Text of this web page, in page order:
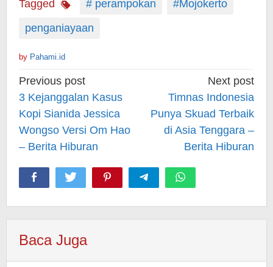
Tagged # perampokan
#Mojokerto
penganiayaan
by Pahami.id
Post
navigation
Previous post
3 Kejanggalan Kasus
Kopi Sianida Jessica
Wongso Versi Om Hao
– Berita Hiburan
Next post
Timnas Indonesia
Punya Skuad Terbaik
di Asia Tenggara –
Berita Hiburan
Baca Juga